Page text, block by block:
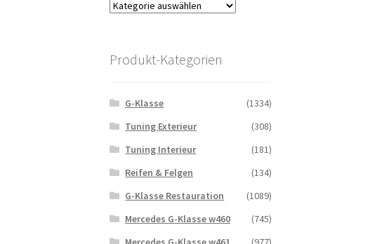
Produkt-Kategorien
G-Klasse
(1334)
Tuning Exterieur
(308)
Tuning Interieur
(181)
Reifen & Felgen
(134)
G-Klasse Restauration
(1089)
Mercedes G-Klasse w460
(745)